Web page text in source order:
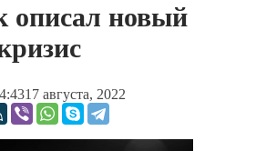
описал новый
17 августа, 2022